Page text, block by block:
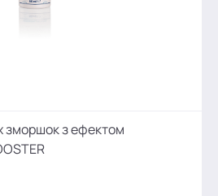
зморшок з ефектом